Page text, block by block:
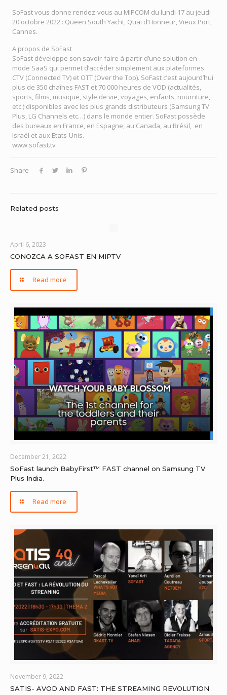
SoFast vous donne rendez-vous au MIPCOM du lundi 17 au jeudi
20 octobre 2022 : Queen South Yacht, Quai d’Honneur, Vieux Port,
Cannes.
A propos de SoFast
SoFast développe son savoir-faire à partir d’une solution en
mode SaaS qui permet d’accéder simplement aux plateformes
CTV (Connected TV) et OTT (Over the Top). SoFast c’est aujourd’hui
plus de 350 chaînes FAST et 70 000 heures de VOD (actualités,
sports, films, musique, style de vie, voyages, enfants, nourriture,
etc.) disponibles avec les plus grands distributeurs (Samsung TV
Plus, LG Channels etc…) dans le monde entier. SoFast possède
des bureaux en France, en Espagne, au Canada, au Brésil, en
Israël et aux Etats-Unis.
www.sofast.tv
Share
Related posts
April 6, 2023
CONOZCA A SOFAST EN MIPTV
Read more
December 21, 2022
SoFast launch BabyFirst™ FAST channel on Samsung TV
Plus India.
Read more
November 9, 2022
SATIS- AVOD AND FAST: THE STREAMING REVOLUTION